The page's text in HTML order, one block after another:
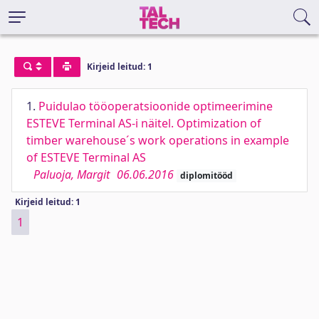
Kirjeid leitud: 1
1. Puidulao tööoperatsioonide optimeerimine
ESTEVE Terminal AS-i näitel. Optimization of
timber warehouse´s work operations in example
of ESTEVE Terminal AS
Paluoja, Margit 06.06.2016 diplomitööd
Kirjeid leitud: 1
1